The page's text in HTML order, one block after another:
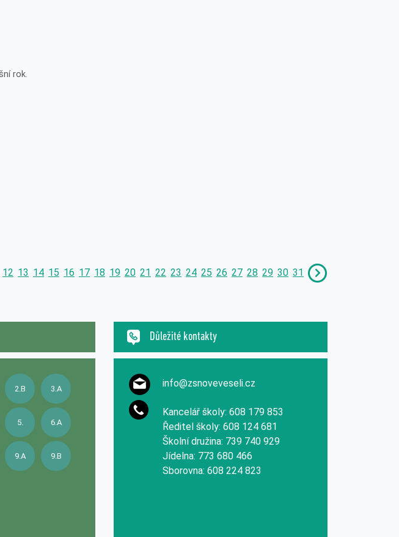
rok.
12 13 14 15 16 17 18 19 20 21 22 23 24 25 26 27 28 29 30 31
2.B 3.A
5. 6.A
9.A 9.B
Důležité kontakty
info@zsnoveveseli.cz
Kancelář školy: 608 179 853
Ředitel školy: 608 124 681
Školní družina: 739 740 929
Jídelna: 773 680 466
Sborovna: 608 224 823